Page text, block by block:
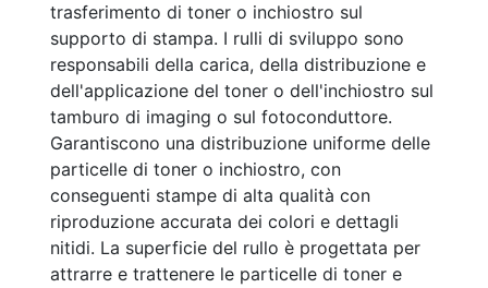
trasferimento di toner o inchiostro sul
supporto di stampa. I rulli di sviluppo sono
responsabili della carica, della distribuzione e
dell'applicazione del toner o dell'inchiostro sul
tamburo di imaging o sul fotoconduttore.
Garantiscono una distribuzione uniforme delle
particelle di toner o inchiostro, con
conseguenti stampe di alta qualità con
riproduzione accurata dei colori e dettagli
nitidi. La superficie del rullo è progettata per
attrarre e trattenere le particelle di toner e